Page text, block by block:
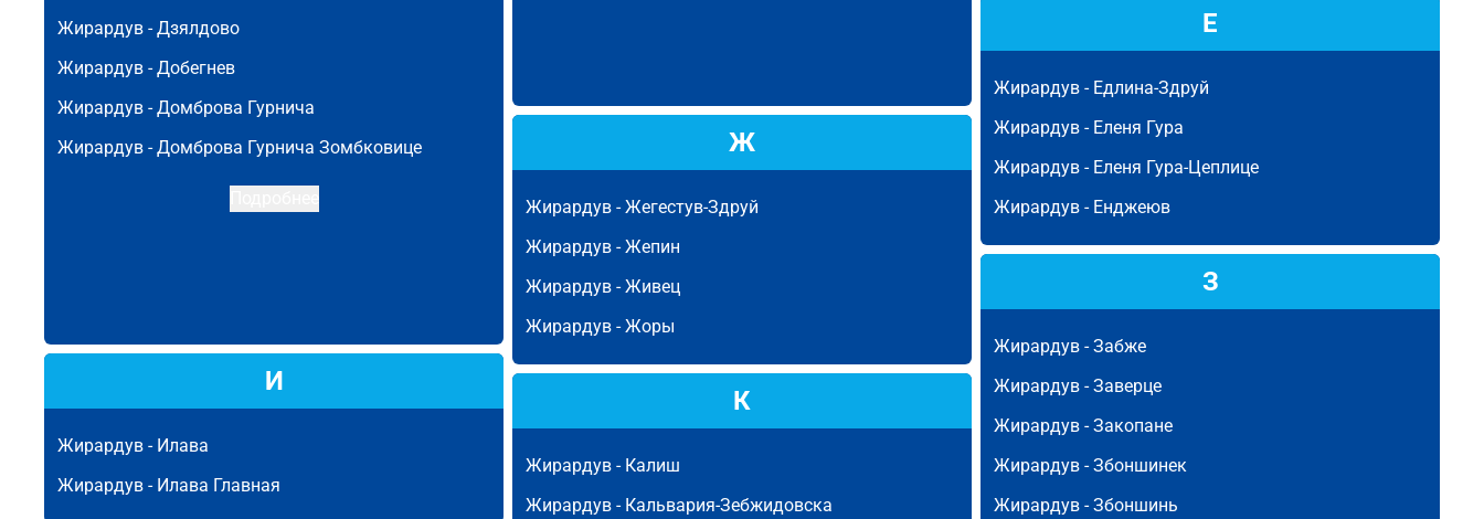
Жирардув -Дзялдово
Жирардув -Добегнев
Жирардув -Домброва Гурнича
Жирардув -Домброва Гурнича Зомбковице
Е
Жирардув - Едлина-Здруй
Жирардув - Еленя Гура
Жирардув - Еленя Гура-Цеплице
Жирардув - Енджеюв
Ж
Жирардув -Жегестув-Здруй
Жирардув -Жепин
Жирардув -Живец
Жирардув -Жоры
З
Жирардув -Забже
Жирардув -Заверце
Жирардув -Закопане
Жирардув -Збоншинек
Жирардув -Збоншинь
И
Жирардув - Илава
Жирардув - Илава Главная
К
Жирардув - Калиш
Жирардув - Кальвария-Зебжидовска